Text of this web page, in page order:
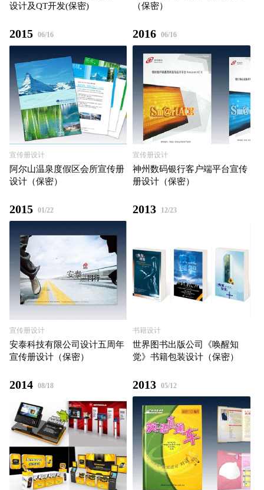
设计及QT开发(保密)
（保密）
2015 06/16
宣传册设计
阿尔⼭温泉度假区会所宣传册
设计（保密）
2016 06/16
宣传册设计
神州数码银⾏客户端平台宣传
册设计（保密）
2015 01/22
宣传册设计
安泰科技有限公司设计五周年
宣传册设计（保密）
2013 12/23
书籍设计
世界图书出版公司《唤醒知
觉》书籍包装设计（保密）
2014 08/18 2013 05/12